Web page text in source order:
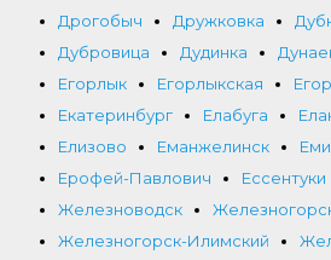
Дрогобыч
Дружковка
Дубровица
Дудинка
Егорлык
Егорлыкская
Екатеринбург
Елабуга
Елизово
Еманжелинск
Ерофей-Павлович
Ессентуки
Железноводск
Железногорск-Илимский